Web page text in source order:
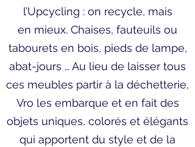
l’Upcycling : on recycle, mais
en mieux. Chaises, fauteuils ou
tabourets en bois, pieds de lampe,
abat-jours … Au lieu de laisser tous
ces meubles partir à la déchetterie,
Vro les embarque et en fait des
objets uniques, colorés et élégants
qui apportent du style et de la